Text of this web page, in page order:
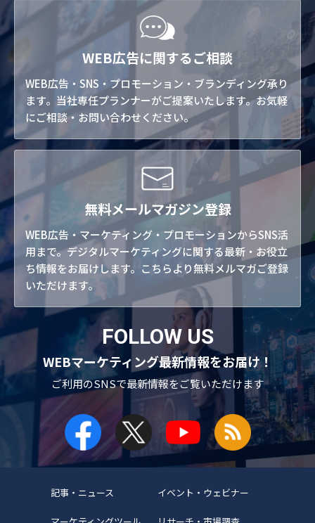
WEB広告に関するご相談
WEB広告・SNS・プロモーション・ブランディング承り
ます。当社専任プランナーがご提案いたします。お気軽
にご相談・お問い合わせください。
無料メールマガジン登録
WEB広告・マーケティング・プロモーションからSNS活
用まで。デジタルマーケティングに関する最新・お役立
ち情報をお届けします。こちらより無料メルマガご登録
いただけます。
FOLLOW US
WEBマーケティング最新情報をお届け！
ご利用のSNSで最新情報をご覧いただけます
記事・ニュース イベント・ウェビナー